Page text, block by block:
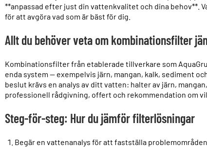
**anpassad efter just din vattenkvalitet och dina behov**.
för att avgöra vad som är bäst för dig.
Allt du behöver veta om kombinationsfilter
Kombinationsfilter från etablerade tillverkare som
enda system — exempelvis järn, mangan, kalk, sediment
beslut krävs en analys av ditt vatten: halter av järn,
professionell rådgivning, offert och rekommendation om
Steg-för-steg: Hur du jämför filterlösningar
Begär en vattenanalys för att fastställa